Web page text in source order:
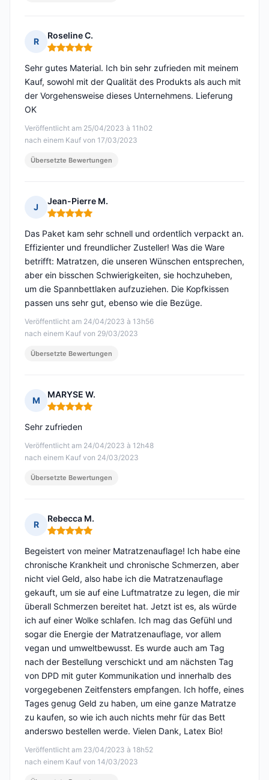
R
Roseline C.
Hinweis: 5 von 5
Veröffentlicht am 25/04/2023 à 11h02
nach einem Kauf von 17/03/2023
Sehr gutes Material. Ich bin sehr zufrieden mit meinem
Kauf, sowohl mit der Qualität des Produkts als auch mit
der Vorgehensweise dieses Unternehmens. Lieferung
OK
Übersetzte Bewertungen
J
Jean-Pierre M.
Hinweis: 5 von 5
Veröffentlicht am 24/04/2023 à 13h56
nach einem Kauf von 29/03/2023
Das Paket kam sehr schnell und ordentlich verpackt an.
Effizienter und freundlicher Zusteller! Was die Ware
betrifft: Matratzen, die unseren Wünschen entsprechen,
aber ein bisschen Schwierigkeiten, sie hochzuheben,
um die Spannbettlaken aufzuziehen. Die Kopfkissen
passen uns sehr gut, ebenso wie die Bezüge.
Übersetzte Bewertungen
M
MARYSE W.
Hinweis: 5 von 5
Veröffentlicht am 24/04/2023 à 12h48
nach einem Kauf von 24/03/2023
Sehr zufrieden
Übersetzte Bewertungen
R
Rebecca M.
Hinweis: 5 von 5
Veröffentlicht am 23/04/2023 à 18h52
nach einem Kauf von 14/03/2023
Begeistert von meiner Matratzenauflage! Ich habe eine
chronische Krankheit und chronische Schmerzen, aber
nicht viel Geld, also habe ich die Matratzenauflage
gekauft, um sie auf eine Luftmatratze zu legen, die mir
überall Schmerzen bereitet hat. Jetzt ist es, als würde
ich auf einer Wolke schlafen. Ich mag das Gefühl und
sogar die Energie der Matratzenauflage, vor allem
vegan und umweltbewusst. Es wurde auch am Tag
nach der Bestellung verschickt und am nächsten Tag
von DPD mit guter Kommunikation und innerhalb des
vorgegebenen Zeitfensters empfangen. Ich hoffe, eines
Tages genug Geld zu haben, um eine ganze Matratze
zu kaufen, so wie ich auch nichts mehr für das Bett
anderswo bestellen werde. Vielen Dank, Latex Bio!